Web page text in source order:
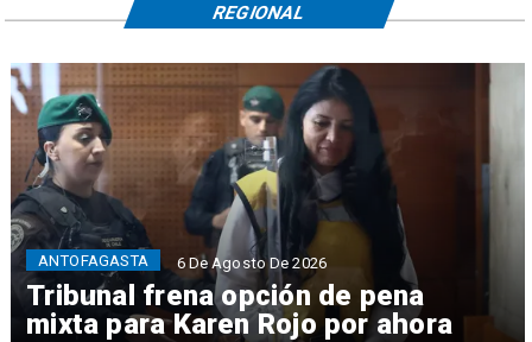
Tribunal frena opción de pena
mixta para Karen Rojo por ahora
ANTOFAGASTA 6 De Agosto De 2026
REGIONAL